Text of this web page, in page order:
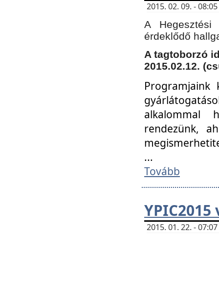
2015. 02. 09. -
A
érdeklődő
A tagtoborzó
2015.02.12.
Programjaink
alkalommal
rendezünk,
...
Tovább
YPIC2015
2015. 01. 22. -